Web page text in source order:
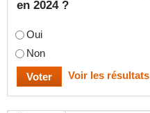
en 2024 ?
Oui
Non
Voir les résultats